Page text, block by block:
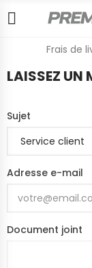
Frais de
LAISSEZ UN
Sujet
Adresse e-mail
Document joint